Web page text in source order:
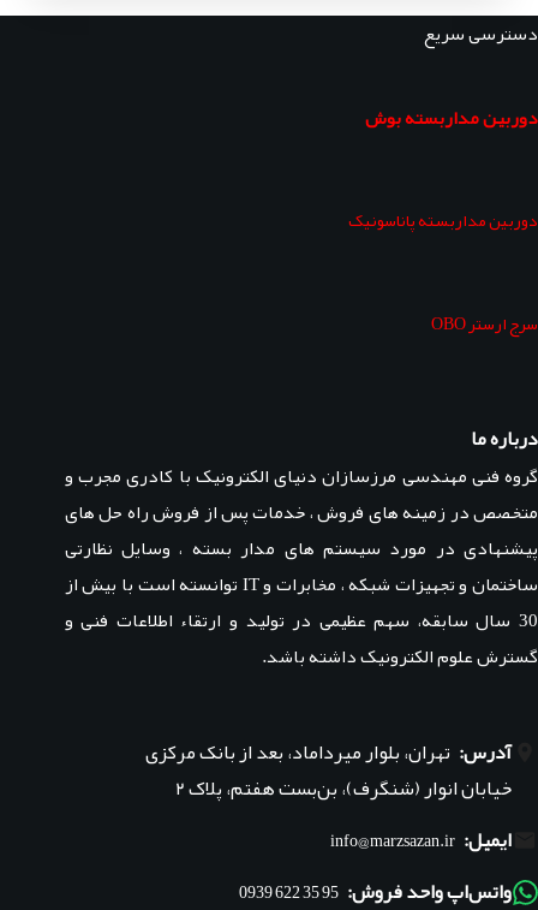
دسترسی سریع
دوربین مداربسته بوش
دوربین مداربسته پاناسونیک
سرج ارستر OBO
درباره ما
گروه فنی مهندسی مرزسازان دنیای الکترونیک با کادری مجرب و
متخصص در زمینه های فروش ، خدمات پس از فروش راه حل های
پیشنهادی در مورد سیستم های مدار بسته ، وسایل نظارتی
ساختمان و تجهیزات شبکه ، مخابرات و IT توانسته است با بیش از
30 سال سابقه، سهم عظیمی در تولید و ارتقاء اطلاعات فنی و
گسترش علوم الکترونیک داشته باشد.
آدرس: تهران، بلوار میرداماد، بعد از بانک مرکزی
خیابان انوار (شنگرف)، بن‌بست هفتم، پلاک ۲
ایمیل: info@marzsazan.ir
واتس‌اپ واحد فروش: 95 35 622 0939